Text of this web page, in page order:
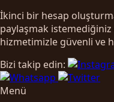
İkinci bir hesap
paylaşmak
hizmetimizle güvenli ve
Bizi takip edin:
Menü